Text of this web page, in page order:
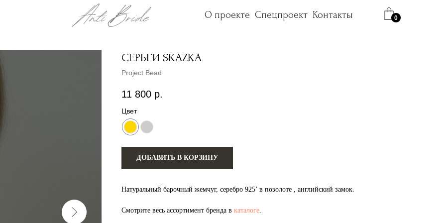
0
О проекте Спецпроект Контакты
О проекте Спецпроект Контакты
СЕРЬГИ SKAZKA
Project Bead
11 800 р.
Цвет
ДОБАВИТЬ В КОРЗИНУ
Натуральный барочный жемчуг, серебро 925’ в позолоте , английский замок.
Смотрите весь ассортимент бренда в каталоге.